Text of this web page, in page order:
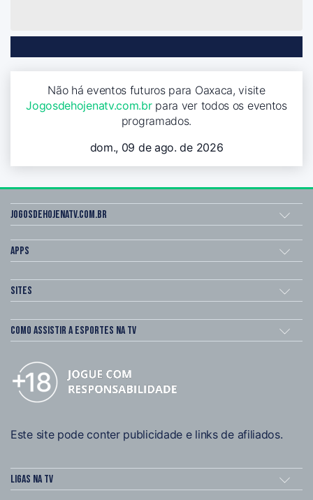
Não há eventos futuros para Oaxaca, visite
Jogosdehojenatv.com.brpara ver todos os eventos
programados.
dom., 09 de ago. de 2026
Jogosdehojenatv.com.br
Apps
Sites
Como assistir a esportes na TV
Este site pode conter publicidade e links de afiliados.
Ligas na TV